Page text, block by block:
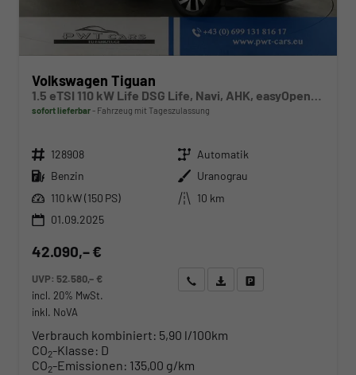
Volkswagen Tiguan
1.5 eTSI 110 kW Life DSG Life, Navi, AHK, easyOpen, LED-Plus, Kamera
sofort lieferbar Fahrzeug mit Tageszulassung
Fahrzeugnr. 128908 Getriebe Automatik
Kraftstoff Benzin Außenfarbe Uranograu
Leistung 110 kW (150 PS) Kilometerstand
10 km
01.09.2025
42.090,– €
UVP: 52.580,– €
incl. 20% MwSt.
inkl. NoVA
Wir rufen Sie anAngebot drucken (PDF)
Verbrauch kombiniert: 5,90 l/100km
CO2-Klasse: D
CO2-Emissionen: 135,00 g/km